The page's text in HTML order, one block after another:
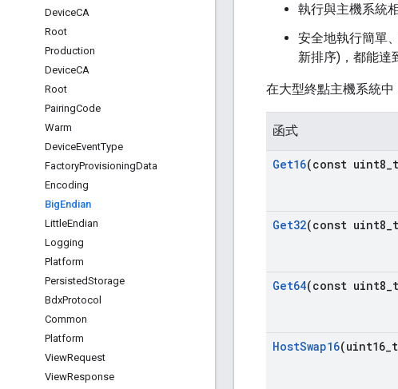
DeviceCA
Root
Production
DeviceCA
Root
PairingCode
Warm
DeviceEventType
FactoryProvisioningData
Encoding
BigEndian
LittleEndian
Logging
Platform
PersistedStorage
BdxProtocol
Common
Platform
ViewRequest
ViewResponse
執行與主機系統
安全地執行簡單
新排序)，都能達
在大型終點主機系統中
函式
Get16(const uint8
Get32(const uint8
Get64(const uint8
HostSwap16(uint16